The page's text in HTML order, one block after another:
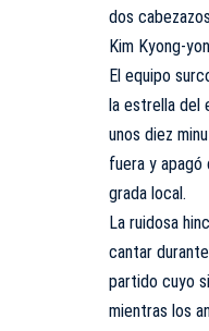
dos
Kim Kyong-
El equipo
la estrella del
unos diez
fuera y apagó
grada local.
La ruidosa
cantar
partido cuyo
mientras los